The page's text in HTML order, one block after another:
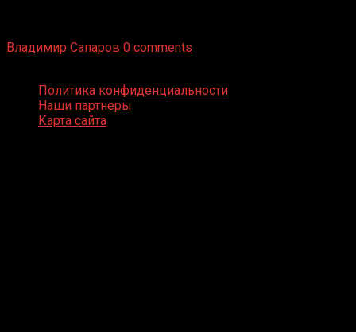
Владимир Сапаров 0 comments
Политика конфиденциальности
Наши партнеры
Карта сайта